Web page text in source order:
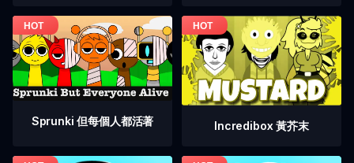
Sprunki 但每個人都活著 Incredibox 黃芥末